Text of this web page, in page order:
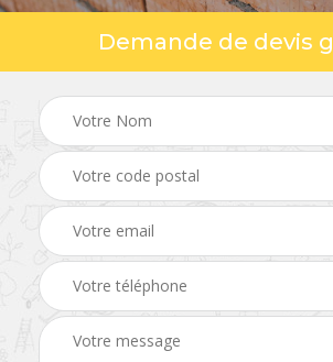
Demande de devis